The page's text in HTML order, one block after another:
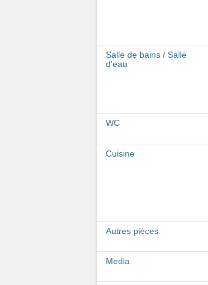
Salle de bains / Salle
d'eau
WC
Cuisine
Autres pièces
Media